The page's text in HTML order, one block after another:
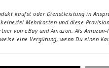
kaufst oder Dienstleistung in
Mehrkosten und diese
von eBay und Amazon. Als
eine Vergütung, wenn Du einen